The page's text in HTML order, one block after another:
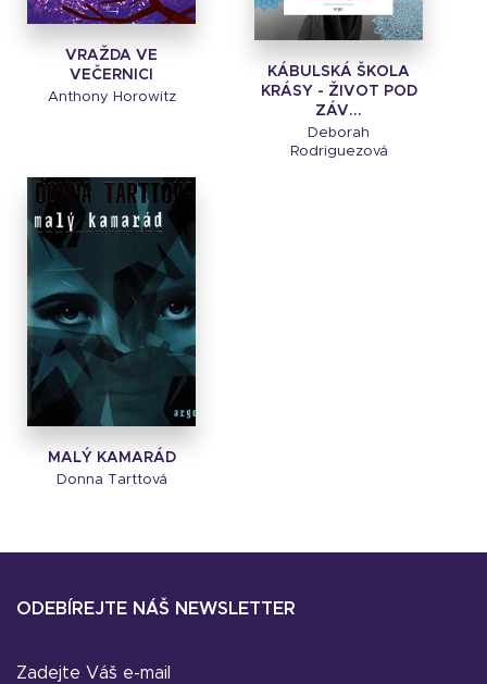
VRAŽDA VE
VEČERNICI
Anthony Horowitz
KÁBULSKÁ ŠKOLA
KRÁSY - ŽIVOT POD
ZÁV...
Deborah
Rodriguezová
MALÝ KAMARÁD
Donna Tarttová
ODEBÍREJTE NÁŠ NEWSLETTER
Zadejte Váš e-mail